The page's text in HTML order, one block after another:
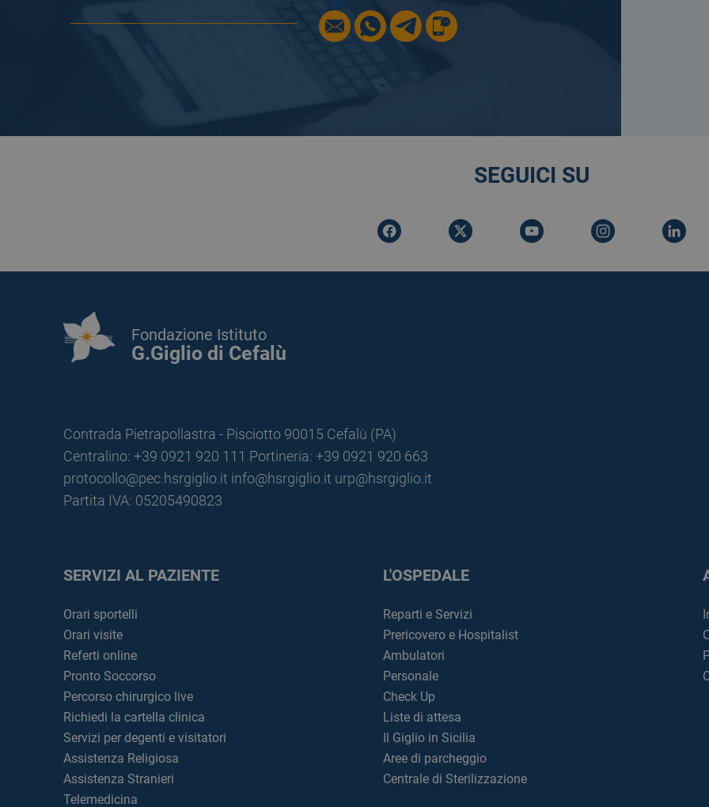
SEGUICI SU
Fondazione Istituto
G.Giglio di Cefalù
Contrada Pietrapollastra - Pisciotto 90015 Cefalù (PA)
Centralino: +39 0921 920 111 Portineria: +39 0921 920 663
protocollo@pec.hsrgiglio.it info@hsrgiglio.it urp@hsrgiglio.it
Partita IVA: 05205490823
SERVIZI AL PAZIENTE
Orari sportelli
Orari visite
Referti online
Pronto Soccorso
Percorso chirurgico live
Richiedi la cartella clinica
Servizi per degenti e visitatori
Assistenza Religiosa
Assistenza Stranieri
Telemedicina
L'OSPEDALE
Reparti e Servizi
Prericovero e Hospitalist
Ambulatori
Personale
Check Up
Liste di attesa
Il Giglio in Sicilia
Aree di parcheggio
Centrale di Sterilizzazione